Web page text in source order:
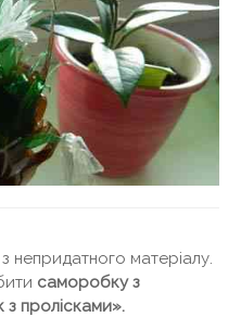
непридатного матеріалу.
саморобку з
пролісками».